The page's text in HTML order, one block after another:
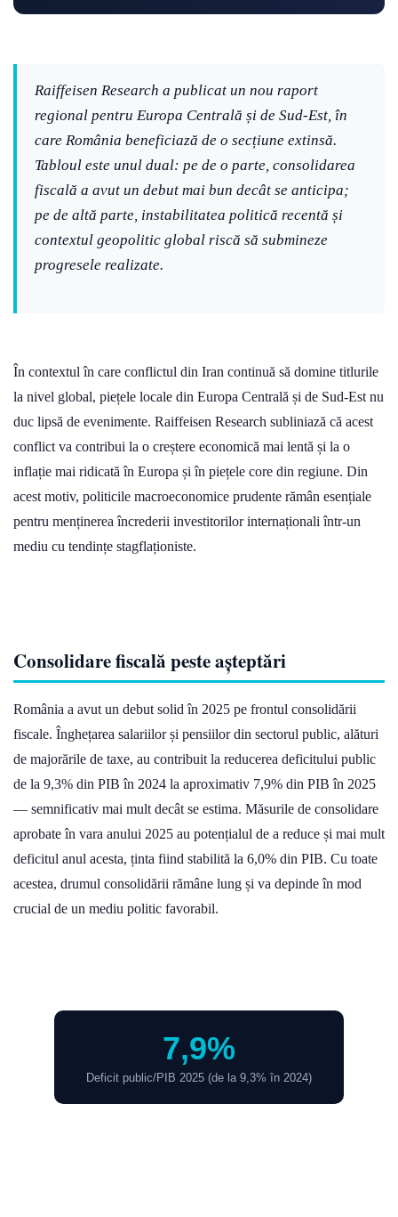
Raiffeisen Research a publicat un nou raport
regional pentru Europa Centrală și de Sud-Est, în
care România beneficiază de o secțiune extinsă.
Tabloul este unul dual: pe de o parte, consolidarea
fiscală a avut un debut mai bun decât se anticipa;
pe de altă parte, instabilitatea politică recentă și
contextul geopolitic global riscă să submineze
progresele realizate.
În contextul în care conflictul din Iran continuă să domine titlurile
la nivel global, piețele locale din Europa Centrală și de Sud-Est nu
duc lipsă de evenimente. Raiffeisen Research subliniază că acest
conflict va contribui la o creștere economică mai lentă și la o
inflație mai ridicată în Europa și în piețele core din regiune. Din
acest motiv, politicile macroeconomice prudente rămân esențiale
pentru menținerea încrederii investitorilor internaționali într-un
mediu cu tendințe stagflaționiste.
Consolidare fiscală peste așteptări
România a avut un debut solid în 2025 pe frontul consolidării
fiscale. Înghețarea salariilor și pensiilor din sectorul public, alături
de majorările de taxe, au contribuit la reducerea deficitului public
de la 9,3% din PIB în 2024 la aproximativ 7,9% din PIB în 2025
— semnificativ mai mult decât se estima. Măsurile de consolidare
aprobate în vara anului 2025 au potențialul de a reduce și mai mult
deficitul anul acesta, ținta fiind stabilită la 6,0% din PIB. Cu toate
acestea, drumul consolidării rămâne lung și va depinde în mod
crucial de un mediu politic favorabil.
7,9%
Deficit public/PIB 2025 (de la 9,3% în 2024)